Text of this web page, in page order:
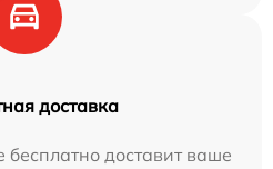
доставка
доставит ваше